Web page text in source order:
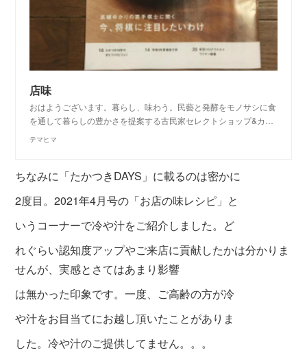
店味
おはようございます。暮らし、味わう。民藝と発酵をモノサシに食
を通して暮らしの豊かさを提案する古民家セレクトショップ&カ…
テマヒマ
ちなみに「たかつきDAYS」に載るのは密かに
2度目。2021年4月号の「お店の味レシピ」と
いうコーナーで冷や汁をご紹介しました。ど
れぐらい認知度アップやご来店に貢献したかは分かりま
せんが、実感とさてはあまり影響
は無かった印象です。一度、ご高齢の方が冷
や汁をお目当てにお越し頂いたことがありま
した。冷や汁のご提供してません。。。